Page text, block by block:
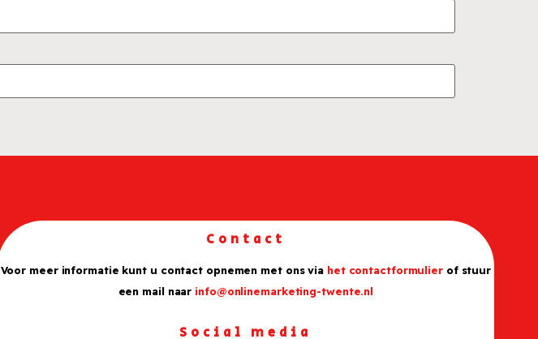
Contact
Voor meer informatie kunt u contact opnemen met ons via het contactformulierof stuur
een mail naar info@onlinemarketing-twente.nl
Social media